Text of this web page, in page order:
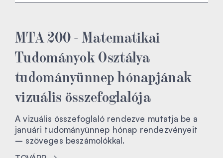
MTA 200 - Matematikai
Tudományok Osztálya
tudományünnep hónapjának
vizuális összefoglalója
A vizuális összefoglaló rendezve mutatja be a
januári tudományünnep hónap rendezvényeit
– szöveges beszámolókkal.